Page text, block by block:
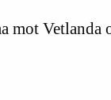
Vetlanda